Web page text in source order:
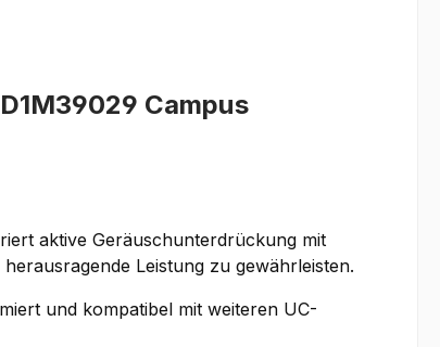
Campus
aktive Geräuschunterdrückung mit
Leistung zu gewährleisten.
und kompatibel mit weiteren UC-